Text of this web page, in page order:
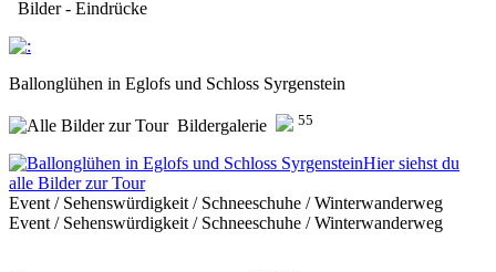
Bilder - Eindrücke
Ballonglühen in Eglofs und Schloss Syrgenstein
Bildergalerie 55
Hier siehst du
alle Bilder zur Tour
Event / Sehenswürdigkeit / Schneeschuhe / Winterwanderweg
Event / Sehenswürdigkeit / Schneeschuhe / Winterwanderweg